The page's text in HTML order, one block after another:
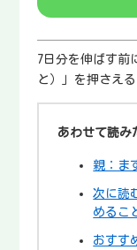
7日分を伸ばす前
と）」を押さえ
あわせて読み
親：ま
次に読
めるこ
おすす